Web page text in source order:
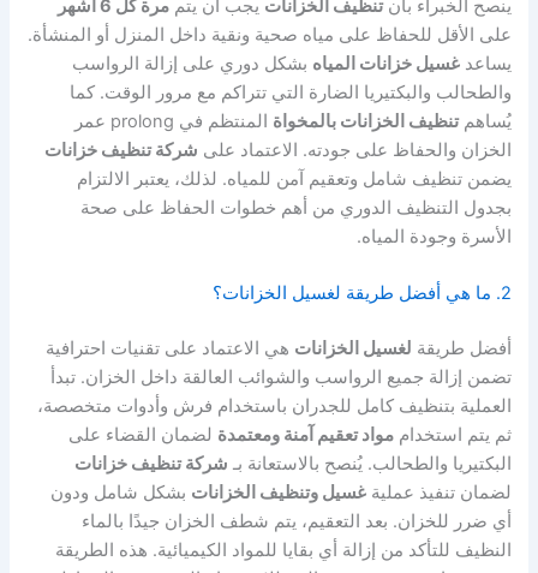
ينصح الخبراء بأنتنظيف الخزانات يجب أن يتممرة كل 6 أشهر
على الأقل للحفاظ على مياه صحية ونقية داخل المنزل أو المنشأة.
يساعدغسيل خزانات المياه بشكل دوري على إزالة الرواسب
والطحالب والبكتيريا الضارة التي تتراكم مع مرور الوقت. كما
يُساهمتنظيف الخزانات بالمخواة
المنتظم في prolong عمر
الخزان والحفاظ على جودته. الاعتماد على شركة تنظيف خزانات
يضمن تنظيف شامل وتعقيم آمن للمياه. لذلك، يعتبر الالتزام
بجدول التنظيف الدوري من أهم خطوات الحفاظ على صحة
الأسرة وجودة المياه.
2. ما هي أفضل طريقة لغسيل الخزانات؟
أفضل طريقة لغسيل الخزانات هي الاعتماد على تقنيات احترافية
تضمن إزالة جميع الرواسب والشوائب العالقة داخل الخزان. تبدأ
العملية بتنظيف كامل للجدران باستخدام فرش وأدوات متخصصة،
ثم يتم استخداممواد تعقيم آمنة ومعتمدة لضمان القضاء على
البكتيريا والطحالب. يُنصح بالاستعانة بـ شركة تنظيف خزانات
لضمان تنفيذ عمليةغسيل وتنظيف الخزانات بشكل شامل ودون
أي ضرر للخزان. بعد التعقيم، يتم شطف الخزان جيدًا بالماء
النظيف للتأكد من إزالة أي بقايا للمواد الكيميائية. هذه الطريقة